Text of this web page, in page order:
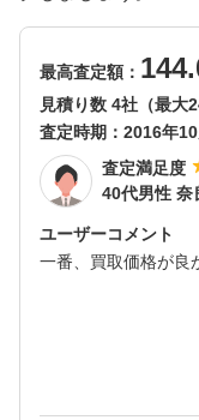
最高査定額：
見積り数 4社（最大
査定時期： 2016年10
査定満足度
40代男性 奈
ユーザーコメント
一番、買取価格が良